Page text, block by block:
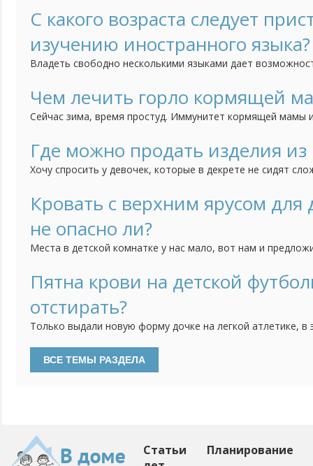
С какого возраста следует
изучению иностранного языка?
Владеть свободно несколькими языками дает
преимущества для получения образования и интересной
5-ти лет ребенок способен усвоить в разы больше
Чем лечить горло кормящей
Сейчас зима, время простуд. Иммунитет кормящей мамы
Если болит горло (к тому же часто), как его лечить и
лекарства не предназначены "для беременных и
Где можно продать изделия из
Хочу спросить у девочек, которые в декрете не сидят
группе, но пока никаких успехов по продаже нет.
продаете ручной работы. Если нельзя оставлять ссылки,
Кровать с верхним ярусом
не опасно ли?
Места в детской комнатке у нас мало, вот нам и
только в том, насколько она должна быть безопасной.
но я опасаюсь, действительно ли она безопасна. Кому
Пятна крови на детской
отстирать?
Только выдали новую форму дочке на легкой атлетике,
Статьи
Планирование